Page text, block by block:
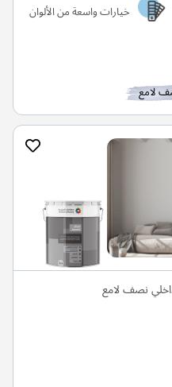
خيارات واسعة من الألوان
لامع
نصف لامع